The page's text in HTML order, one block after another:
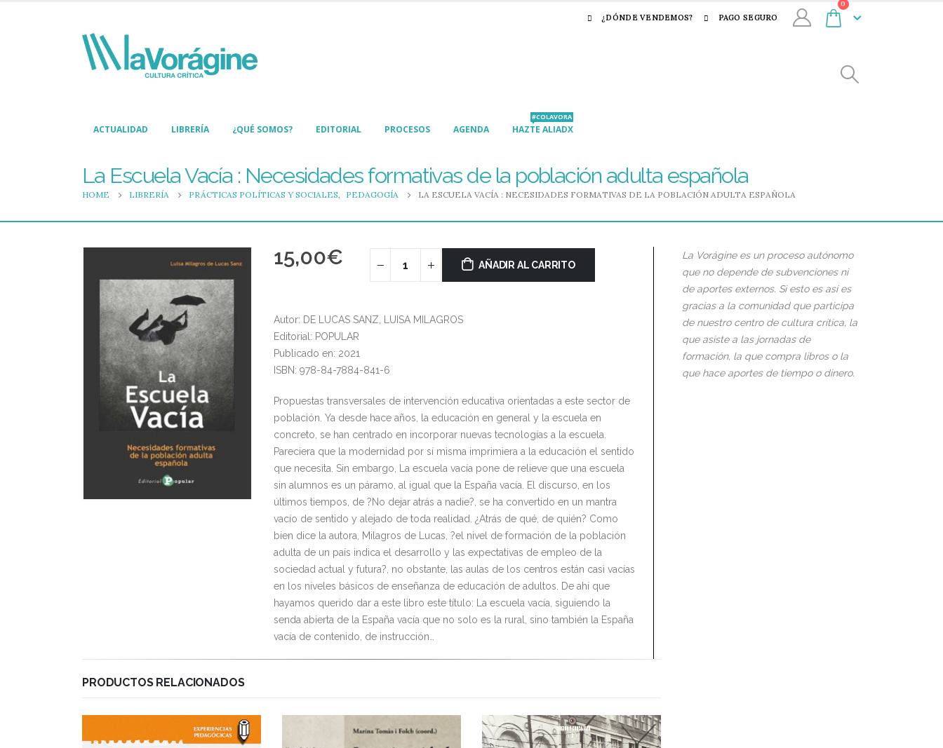
¿DÓNDE VENDEMOS? PAGO SEGURO
0
ACTUALIDAD LIBRERÍA ¿QUÉ SOMOS? EDITORIAL PROCESOS AGENDA HAZTE ALIADX
#COLAVORA
La Escuela Vacía : Necesidades formativas de la población adulta española
HOME LIBRERÍA PRÁCTICAS POLÍTICAS Y SOCIALES, PEDAGOGÍA LA ESCUELA VACÍA : NECESIDADES FORMATIVAS DE LA POBLACIÓN ADULTA ESPAÑOLA
15,00€ AÑADIR AL CARRITO
Autor: DE LUCAS SANZ, LUISA MILAGROS
Editorial: POPULAR
Publicado en: 2021
ISBN: 978-84-7884-841-6
Propuestas transversales de intervención educativa orientadas a este sector de
población. Ya desde hace años, la educación en general y la escuela en
concreto, se han centrado en incorporar nuevas tecnologías a la escuela.
Pareciera que la modernidad por sí misma imprimiera a la educación el sentido
que necesita. Sin embargo, La escuela vacía pone de relieve que una escuela
sin alumnos es un páramo, al igual que la España vacía. El discurso, en los
últimos tiempos, de ?No dejar atrás a nadie?, se ha convertido en un mantra
vacío de sentido y alejado de toda realidad. ¿Atrás de qué, de quién? Como
bien dice la autora, Milagros de Lucas, ?el nivel de formación de la población
adulta de un país indica el desarrollo y las expectativas de empleo de la
sociedad actual y futura?, no obstante, las aulas de los centros están casi vacías
en los niveles básicos de enseñanza de educación de adultos. De ahí que
hayamos querido dar a este libro este título: La escuela vacía, siguiendo la
senda abierta de la España vacía que no solo es la rural, sino también la España
vacía de contenido, de instrucción…
PRODUCTOS RELACIONADOS
La Vorágine es un proceso autónomo
que no depende de subvenciones ni
de aportes externos. Si esto es así es
gracias a la comunidad que participa
de nuestro centro de cultura crítica, la
que asiste a las jornadas de
formación, la que compra libros o la
que hace aportes de tiempo o dinero.